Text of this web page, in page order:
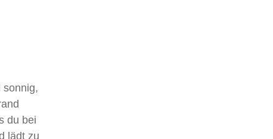
sonnig,
du bei
lädt zu